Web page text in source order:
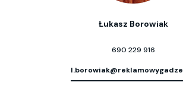
Łukasz Borowiak
690 229 916